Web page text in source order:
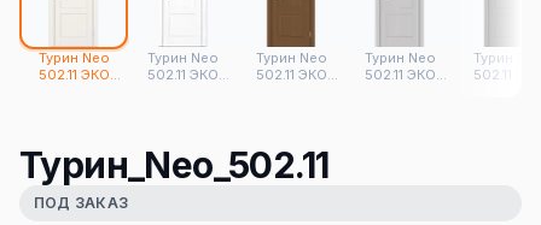
Турин Neo
502.11 ЭКО
Турин Neo
502.11 ЭКО
Турин Neo
502.11 ЭКО
Турин Neo
502.11 ЭКО
Турин
502.11
Турин_Neo_502.11
ПОД ЗАКАЗ